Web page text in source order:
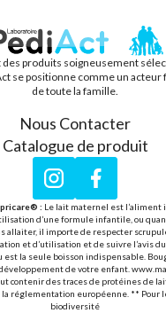
des produits soigneusement
se positionne comme un acteur
de toute la famille.
Nous Contacter
Catalogue de produit
InstagramFacebook
: Le lait maternel est l’aliment
d’une formule infantile, ou
allaiter, il importe de respecter
et d’utilisation et de suivre l’avis du
est la seule boisson indispensable.
de votre enfant.
contenir des traces de protéines de
réglementation européenne. ** Pour
biodiversité